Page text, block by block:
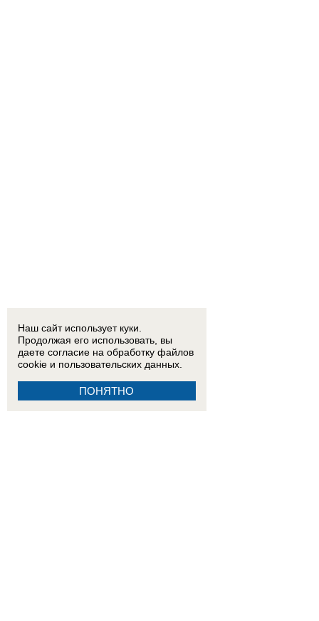
Наш сайт использует куки.
Продолжая его использовать, вы
даете согласие на обработку файлов
cookie и пользовательских данных.
ПОНЯТНО